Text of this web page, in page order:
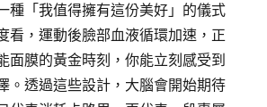
種「我值得擁有這份美好」的儀式
看，運動後臉部血液循環加速，正
面膜的黃金時刻，你能立刻感受到
。透過這些設計，大腦會開始期待